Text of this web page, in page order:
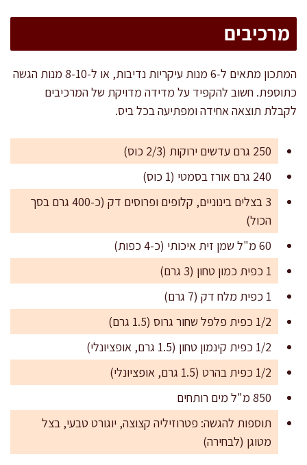
מרכיבים
המתכון מתאים ל-6 מנות עיקריות נדיבות, או ל-8-10 מנות הגשה
כתוספת. חשוב להקפיד על מדידה מדויקת של המרכיבים
לקבלת תוצאה אחידה ומפתיעה בכל ביס.
250 גרם עדשים ירוקות (2/3 כוס)
240 גרם אורז בסמטי (1 כוס)
3 בצלים בינוניים, קלופים ופרוסים דק (כ-400 גרם בסך
הכול)
60 מ"ל שמן זית איכותי (כ-4 כפות)
1 כפית כמון טחון (3 גרם)
1 כפית מלח דק (7 גרם)
1/2 כפית פלפל שחור גרוס (1.5 גרם)
1/2 כפית קינמון טחון (1.5 גרם, אופציונלי)
1/2 כפית בהרט (1.5 גרם, אופציונלי)
850 מ"ל מים רותחים
תוספות להגשה: פטרוזיליה קצוצה, יוגורט טבעי, בצל
מטוגן (לבחירה)